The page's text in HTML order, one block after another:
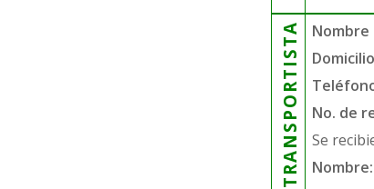
TRANSPORTISTA Nombre
No. de
Se
Nombre: